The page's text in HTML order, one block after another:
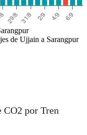
de Ujjain a Sarangpur
CO2 por Tren